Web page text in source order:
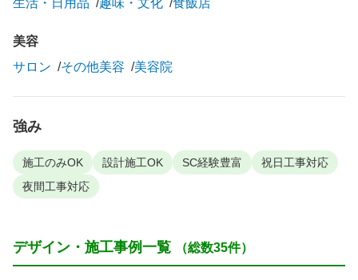
美容
サロン
その他美容 美容院
強み
施工のみOK 設計施工OK SC経験豊富
祝日工事対応
夜間工事対応
デザイン・施工事例一覧 （総数35件）